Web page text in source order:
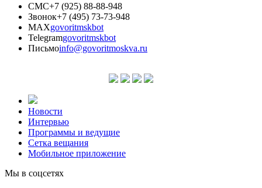
СМС+7 (925) 88-88-948
Звонок+7 (495) 73-73-948
MAXgovoritmskbot
Telegramgovoritmskbot
Письмоinfo@govoritmoskva.ru
Новости
Интервью
Программы и ведущие
Сетка вещания
Мобильное приложение
Мы в соцсетях